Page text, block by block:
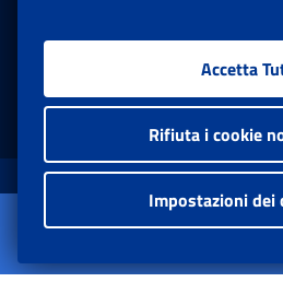
Apri il menu
Facebook: Apre una
Twitter: Apre
www.inps.gov.it ©
Istituto Nazionale
Accetta
Rifiuta i cookie
Impostazioni dei